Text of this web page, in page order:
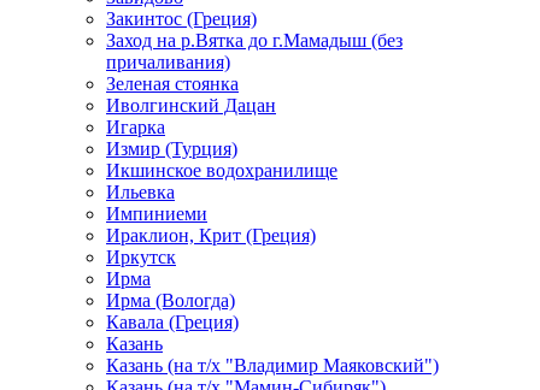
Закинтос (Греция)
Заход на р.Вятка до г.Мамадыш (без
причаливания)
Зеленая стоянка
Иволгинский Дацан
Игарка
Измир (Турция)
Икшинское водохранилище
Ильевка
Импиниеми
Ираклион, Крит (Греция)
Иркутск
Ирма
Ирма (Вологда)
Кавала (Греция)
Казань
Казань (на т/х "Владимир Маяковский")